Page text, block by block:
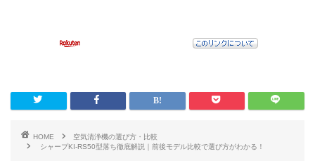
HOME
空気清浄機の選び方・比較
シャープKI-RS50型落ち徹底解説｜前後モデル比較で選び方がわかる！